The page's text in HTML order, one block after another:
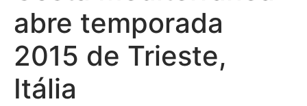
abre temporada
2015 de Trieste,
Itália